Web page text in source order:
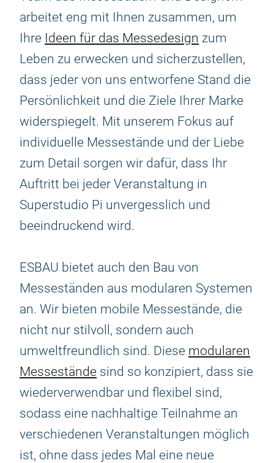
arbeitet eng mit Ihnen zusammen, um
Ihre Ideen für das Messedesign zum
Leben zu erwecken und sicherzustellen,
dass jeder von uns entworfene Stand die
Persönlichkeit und die Ziele Ihrer Marke
widerspiegelt. Mit unserem Fokus auf
individuelle Messestände und der Liebe
zum Detail sorgen wir dafür, dass Ihr
Auftritt bei jeder Veranstaltung in
Superstudio Pi unvergesslich und
beeindruckend wird.
ESBAU bietet auch den Bau von
Messeständen aus modularen Systemen
an. Wir bieten mobile Messestände, die
nicht nur stilvoll, sondern auch
umweltfreundlich sind. Diese modularen
Messestände sind so konzipiert, dass sie
wiederverwendbar und flexibel sind,
sodass eine nachhaltige Teilnahme an
verschiedenen Veranstaltungen möglich
ist, ohne dass jedes Mal eine neue